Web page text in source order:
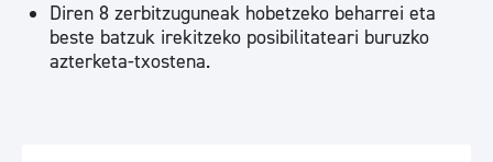
Diren 8 zerbitzuguneak hobetzeko beharrei eta
beste batzuk irekitzeko posibilitateari buruzko
azterketa-txostena.